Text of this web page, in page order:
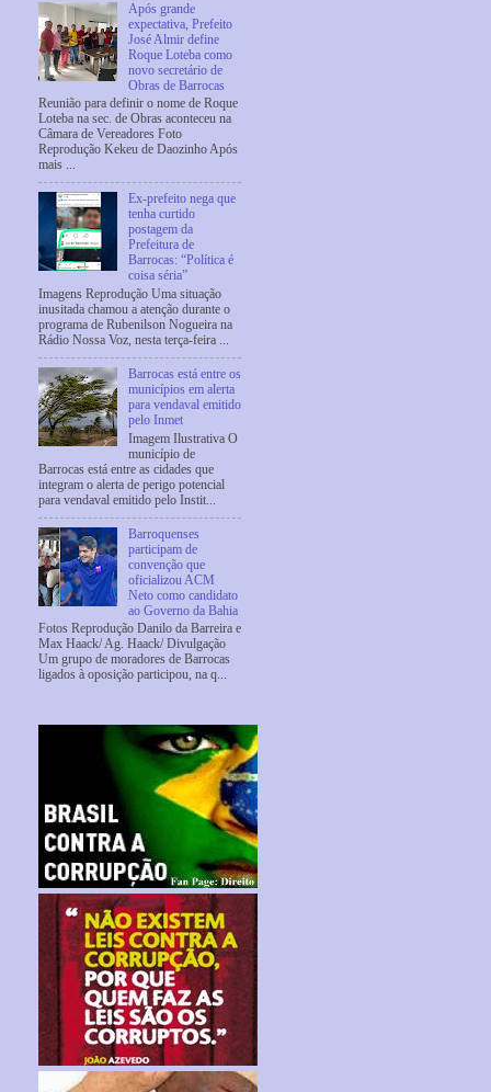
Após grande
expectativa, Prefeito
José Almir define
Roque Loteba como
novo secretário de
Obras de Barrocas
Reunião para definir o nome de Roque
Loteba na sec. de Obras aconteceu na
Câmara de Vereadores Foto
Reprodução Kekeu de Daozinho Após
mais ...
Ex-prefeito nega que
tenha curtido
postagem da
Prefeitura de
Barrocas: “Política é
coisa séria”
Imagens Reprodução Uma situação
inusitada chamou a atenção durante o
programa de Rubenilson Nogueira na
Rádio Nossa Voz, nesta terça-feira ...
Barrocas está entre os
municípios em alerta
para vendaval emitido
pelo Inmet
Imagem Ilustrativa O
município de
Barrocas está entre as cidades que
integram o alerta de perigo potencial
para vendaval emitido pelo Instit...
Barroquenses
participam de
convenção que
oficializou ACM
Neto como candidato
ao Governo da Bahia
Fotos Reprodução Danilo da Barreira e
Max Haack/ Ag. Haack/ Divulgação
Um grupo de moradores de Barrocas
ligados à oposição participou, na q...